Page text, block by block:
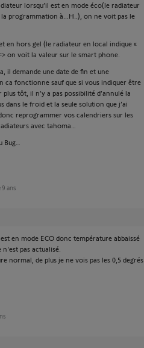
lorsqu’il est en mode éco(le radiateur
programmation à...H..), on ne voit pas le
en hors gel (le radiateur en local indique «
on voit la valeur sur le smart phone.
il demande une date de fin et une
ca fonctionne sauf que si vous indiquer être
tôt, il n’y a pas possibilité d’annulé la
le froid et la seule solution que j’ai
reprogrammer vos calendriers sur les
avec tahoma…
9 ans
en mode ECO donc température abbaissé
pas actualisé.
normal, de plus je ne vois pas les 0,5 degrés